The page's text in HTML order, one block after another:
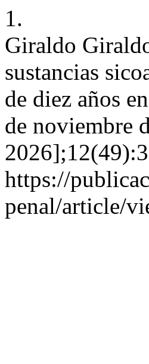
1.
Giraldo
sustancias
de diez años
de noviembre
https://
penal/article/